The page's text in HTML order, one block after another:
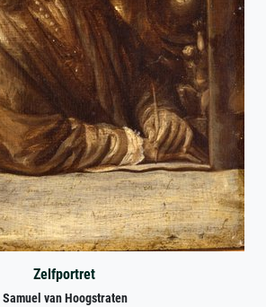
Zelfportret
Samuel van Hoogstraten